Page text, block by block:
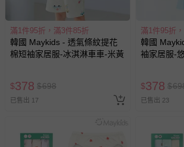
滿1件95折，滿3件85折
韓國 Maykids - 透氣條紋提花
棉短袖家居服-冰淇淋車車-米黃
$378 $698
已售出 17
滿1件95折
韓國
袖家居服-
$378 $
已售出 23